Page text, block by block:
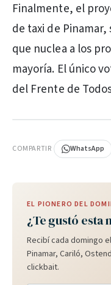
Finalmente, el
de taxi de
que nuclea a los
mayoría. El único
del Frente de
COMPARTIR WhatsApp
EL PIONERO DEL
¿Te gustó esta
Recibí cada domingo
Pinamar, Cariló,
clickbait.